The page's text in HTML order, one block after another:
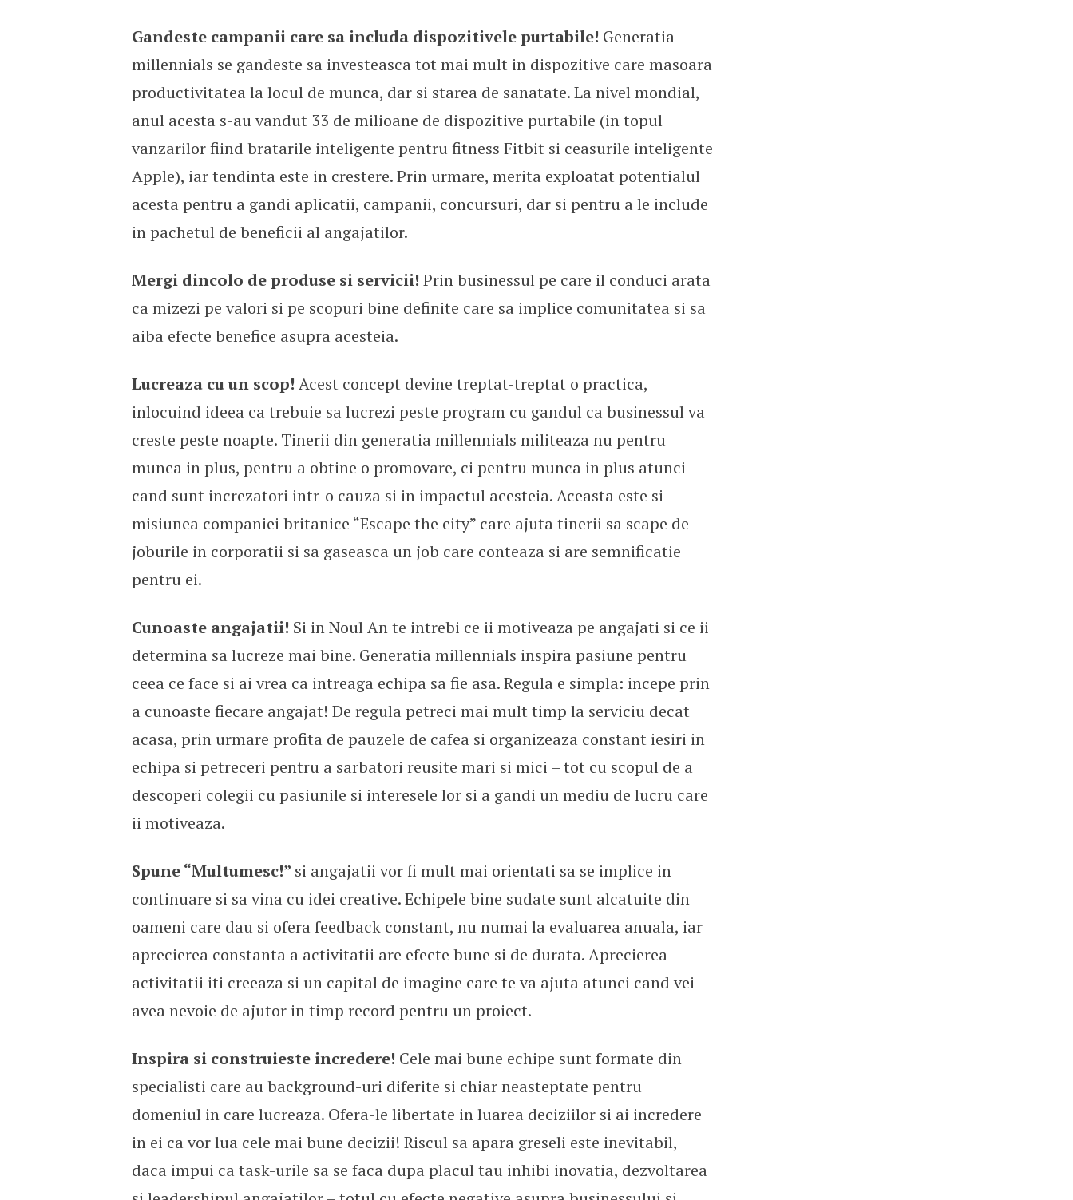
Gandeste campanii care sa includa dispozitivele purtabile! Generatia
millennials se gandeste sa investeasca tot mai mult in dispozitive care masoara
productivitatea la locul de munca, dar si starea de sanatate. La nivel mondial,
anul acesta s-au vandut 33 de milioane de dispozitive purtabile (in topul
vanzarilor fiind bratarile inteligente pentru fitness Fitbit si ceasurile inteligente
Apple), iar tendinta este in crestere. Prin urmare, merita exploatat potentialul
acesta pentru a gandi aplicatii, campanii, concursuri, dar si pentru a le include
in pachetul de beneficii al angajatilor.
Mergi dincolo de produse si servicii! Prin businessul pe care il conduci arata
ca mizezi pe valori si pe scopuri bine definite care sa implice comunitatea si sa
aiba efecte benefice asupra acesteia.
Lucreaza cu un scop! Acest concept devine treptat-treptat o practica,
inlocuind ideea ca trebuie sa lucrezi peste program cu gandul ca businessul va
creste peste noapte. Tinerii din generatia millennials militeaza nu pentru
munca in plus, pentru a obtine o promovare, ci pentru munca in plus atunci
cand sunt increzatori intr-o cauza si in impactul acesteia. Aceasta este si
misiunea companiei britanice “Escape the city” care ajuta tinerii sa scape de
joburile in corporatii si sa gaseasca un job care conteaza si are semnificatie
pentru ei.
Cunoaste angajatii! Si in Noul An te intrebi ce ii motiveaza pe angajati si ce ii
determina sa lucreze mai bine. Generatia millennials inspira pasiune pentru
ceea ce face si ai vrea ca intreaga echipa sa fie asa. Regula e simpla: incepe prin
a cunoaste fiecare angajat! De regula petreci mai mult timp la serviciu decat
acasa, prin urmare profita de pauzele de cafea si organizeaza constant iesiri in
echipa si petreceri pentru a sarbatori reusite mari si mici – tot cu scopul de a
descoperi colegii cu pasiunile si interesele lor si a gandi un mediu de lucru care
ii motiveaza.
Spune “Multumesc!” si angajatii vor fi mult mai orientati sa se implice in
continuare si sa vina cu idei creative. Echipele bine sudate sunt alcatuite din
oameni care dau si ofera feedback constant, nu numai la evaluarea anuala, iar
aprecierea constanta a activitatii are efecte bune si de durata. Aprecierea
activitatii iti creeaza si un capital de imagine care te va ajuta atunci cand vei
avea nevoie de ajutor in timp record pentru un proiect.
Inspira si construieste incredere! Cele mai bune echipe sunt formate din
specialisti care au background-uri diferite si chiar neasteptate pentru
domeniul in care lucreaza. Ofera-le libertate in luarea deciziilor si ai incredere
in ei ca vor lua cele mai bune decizii! Riscul sa apara greseli este inevitabil,
daca impui ca task-urile sa se faca dupa placul tau inhibi inovatia, dezvoltarea